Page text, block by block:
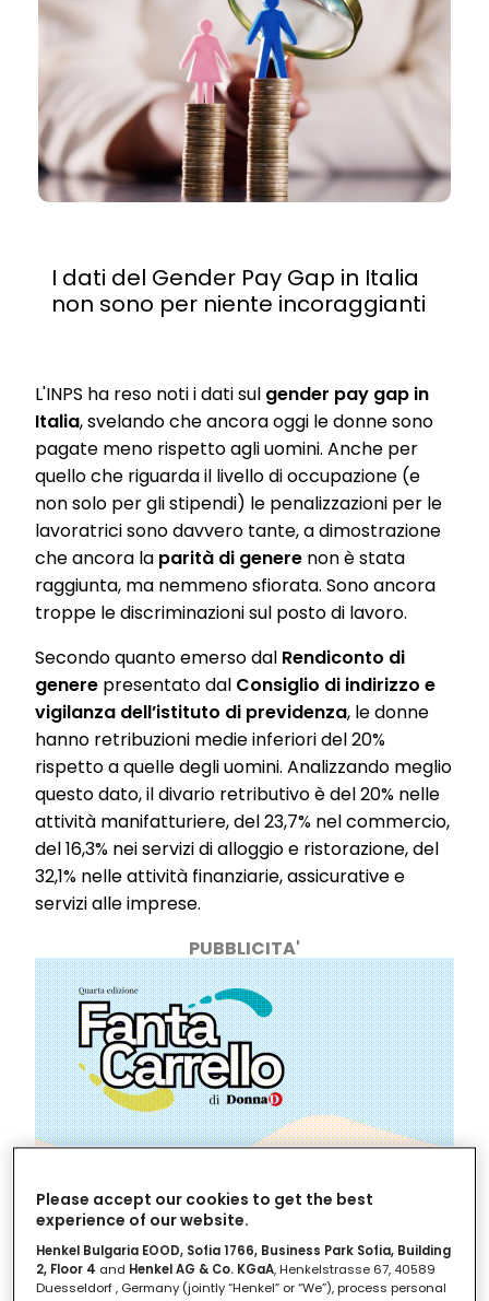
I dati del Gender Pay Gap in Italia
non sono per niente incoraggianti
L'INPS ha reso noti i dati sul gender pay gap in
Italia, svelando che ancora oggi le donne sono
pagate meno rispetto agli uomini. Anche per
quello che riguarda il livello di occupazione (e
non solo per gli stipendi) le penalizzazioni per le
lavoratrici sono davvero tante, a dimostrazione
che ancora la parità di genere non è stata
raggiunta, ma nemmeno sfiorata. Sono ancora
troppe le discriminazioni sul posto di lavoro.
Secondo quanto emerso dal Rendiconto di
genere presentato dal Consiglio di indirizzo e
vigilanza dell’istituto di previdenza, le donne
hanno retribuzioni medie inferiori del 20%
rispetto a quelle degli uomini. Analizzando meglio
questo dato, il divario retributivo è del 20% nelle
attività manifatturiere, del 23,7% nel commercio,
del 16,3% nei servizi di alloggio e ristorazione, del
32,1% nelle attività finanziarie, assicurative e
servizi alle imprese.
PUBBLICITA'
Please accept our cookies to get the best
experience of our website.
Henkel Bulgaria EOOD, Sofia 1766, Business Park Sofia, Building
2, Floor 4 and Henkel AG & Co. KGaA, Henkelstrasse 67, 40589
Duesseldorf , Germany (jointly “Henkel” or “We”), process personal